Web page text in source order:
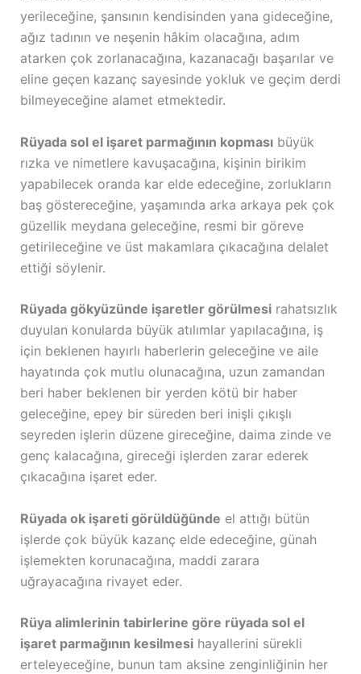
yerileceğine, şansının kendisinden yana gideceğine,
ağız tadının ve neşenin hâkim olacağına, adım
atarken çok zorlanacağına, kazanacağı başarılar ve
eline geçen kazanç sayesinde yokluk ve geçim derdi
bilmeyeceğine alamet etmektedir.
Rüyada sol el işaret parmağının kopmasıbüyük
rızka ve nimetlere kavuşacağına, kişinin birikim
yapabilecek oranda kar elde edeceğine, zorlukların
baş göstereceğine, yaşamında arka arkaya pek çok
güzellik meydana geleceğine, resmi bir göreve
getirileceğine ve üst makamlara çıkacağına delalet
ettiği söylenir.
Rüyada gökyüzünde işaretler görülmesirahatsızlık
duyulan konularda büyük atılımlar yapılacağına, iş
için beklenen hayırlı haberlerin geleceğine ve aile
hayatında çok mutlu olunacağına, uzun zamandan
beri haber beklenen bir yerden kötü bir haber
geleceğine, epey bir süreden beri inişli çıkışlı
seyreden işlerin düzene gireceğine, daima zinde ve
genç kalacağına, gireceği işlerden zarar ederek
çıkacağına işaret eder.
Rüyada ok işareti görüldüğünde el attığı bütün
işlerde çok büyük kazanç elde edeceğine, günah
işlemekten korunacağına, maddi zarara
uğrayacağına rivayet eder.
Rüya alimlerinin tabirlerine göre rüyada sol el
işaret parmağının kesilmesihayallerini sürekli
erteleyeceğine, bunun tam aksine zenginliğinin her